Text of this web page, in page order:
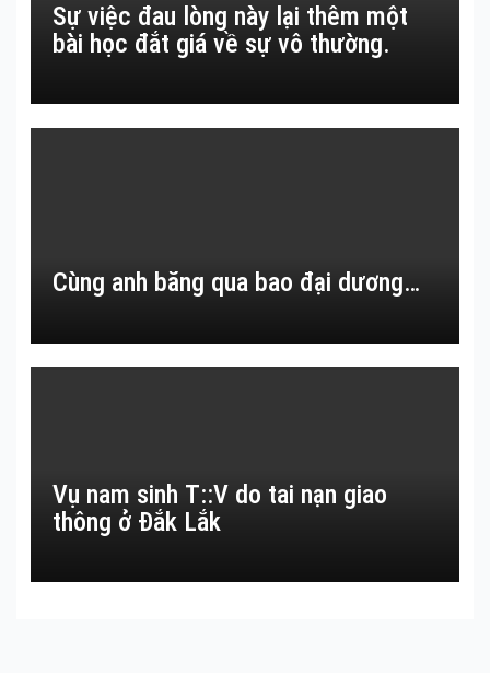
Sự việc đau lòng này lại thêm một
bài học đắt giá về sự vô thường.
Cùng anh băng qua bao đại dương…
Vụ nam sinh T::V do tai nạn giao
thông ở Đắk Lắk